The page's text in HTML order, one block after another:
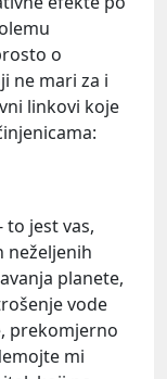
o
ne mari za i
linkovi koje
to jest vas,
neželjenih
planete,
vode
prekomjerno
mi